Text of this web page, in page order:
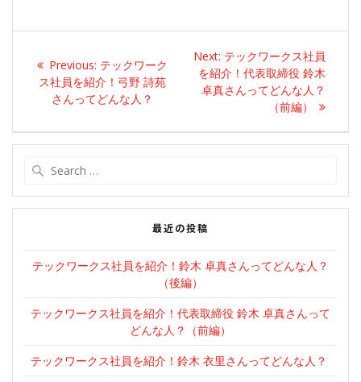
ビ
ゲ
ー
シ
ョ
ン
Previous: Previous
post:
テックワーク
ス社員を紹介！弓野 詩苑
さんってどんな人？
Next: Next
post:
テックワークス社員
を紹介！代表取締役 鈴木
卓真さんってどんな人？
（前編）
最近の投稿
テックワークス社員を紹介！鈴木 卓真さんってどんな人？
（後編）
テックワークス社員を紹介！代表取締役 鈴木 卓真さんって
どんな人？（前編）
テックワークス社員を紹介！鈴木 衣里さんってどんな人？